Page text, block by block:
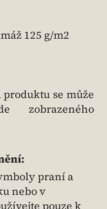
125 g/m2
se může
praní a
nebo v
pouze k